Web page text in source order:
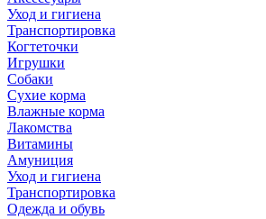
Уход и гигиена
Транспортировка
Когтеточки
Игрушки
Собаки
Сухие корма
Влажные корма
Лакомства
Витамины
Амуниция
Уход и гигиена
Транспортировка
Одежда и обувь